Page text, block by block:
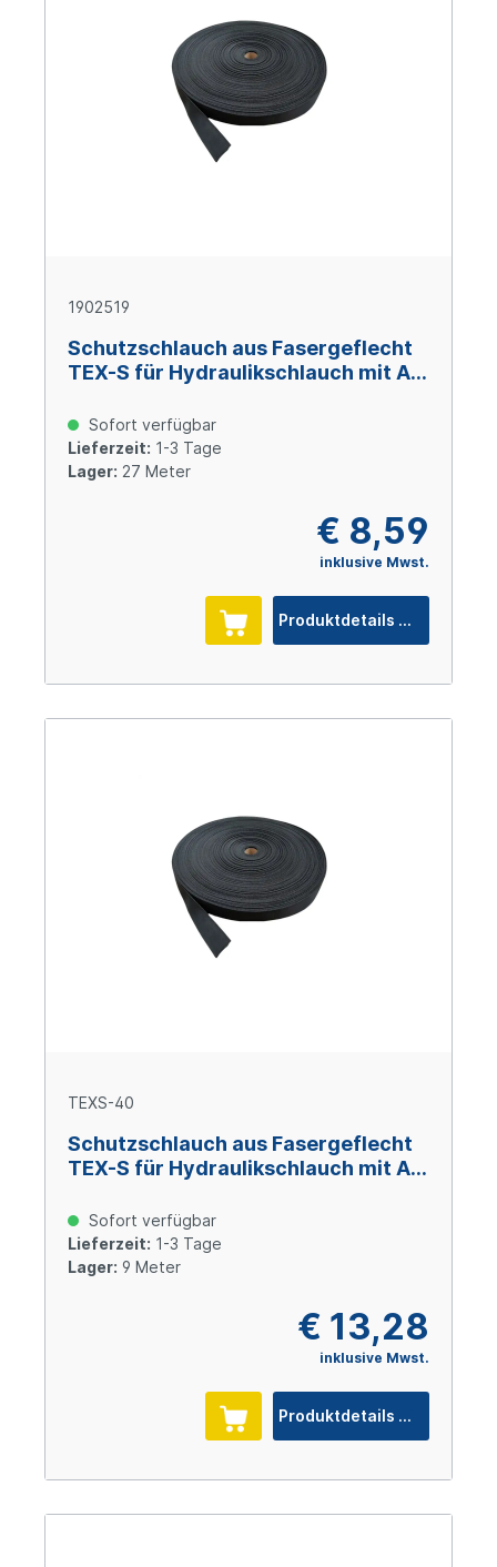
1902519
Schutzschlauch aus Fasergeflecht
TEX-S für Hydraulikschlauch mit AD
Sofort verfügbar
Lieferzeit: 1-3 Tage
Lager: 27 Meter
€ 8,59
inklusive Mwst.
Produktdetails
TEXS-40
Schutzschlauch aus Fasergeflecht
TEX-S für Hydraulikschlauch mit AD
Sofort verfügbar
Lieferzeit: 1-3 Tage
Lager: 9 Meter
€ 13,28
inklusive Mwst.
Produktdetails